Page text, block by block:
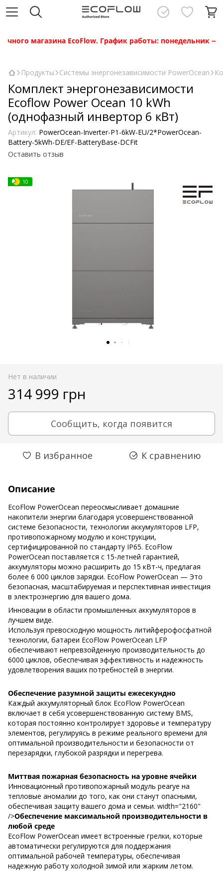
магазина EcoFlow. График работы: понедельник —
Продукты Системы энергонезависимости PowerOcean
Комплект энергонезависимости
Ecoflow Power Ocean 10 kWh
(однофазный инвертор 6 кВт)
Артикул: PowerOcean-Inverter-P1-6kW-EU/2*PowerOcean-
Battery-5kWh-DE/EF-BatteryBase-DCFit
Оставить отзыв
10
Нет в наличии
314 999 грн
Сообщить, когда появится
В избранное К сравнению
Описание
EcoFlow PowerOcean переосмысливает домашние
накопители энергии благодаря усовершенствованной
системе безопасности, технологии аккумуляторов LFP,
противопожарному модулю и конструкции,
сертифицированной по стандарту IP65. EcoFlow
PowerOcean поставляется с 15-летней гарантией,
аккумуляторы можно расширить до 15 кВт-ч, предлагая
более 6 000 циклов зарядки. EcoFlow PowerOcean — Это
безопасная, масштабируемая и перспективная инвестиция
в электроэнергию для вашего дома.
Инновации в области промышленных аккумуляторов в
лучшем виде.
Используя превосходную мощность литийферофосфатной
технологии, батареи EcoFlow PowerOcean LFP
обеспечивают непревзойденную производительность до
6000 циклов, обеспечивая эффективность и надежность
удовлетворения ваших потребностей в энергии.
Обеспечение разумной защиты ежесекундно
Каждый аккумуляторный блок EcoFlow PowerOcean
включает в себя усовершенствованную систему BMS,
которая постоянно контролирует здоровье и температуру
элементов, регулируясь в режиме реального времени для
оптимальной производительности и безопасности от
перезарядки, глубокой разрядки и перегрева.
Миттвая пожарная безопасность на уровне ячейки
Инновационный противопожарный модуль pearye на
тепловые аномалии до того, как они станут опасными,
обеспечивая защиту вашего дома и семьи. width="2160"
/>Обеспечение максимальной производительности в
любой среде
EcoFlow PowerOcean имеет встроенные грелки, которые
автоматически регулируются для поддержания
оптимальной рабочей температуры, обеспечивая
надежную работу холодной зимой или жарким летом.